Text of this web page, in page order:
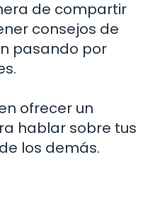
de compartir
consejos de
pasando por
ofrecer un
hablar sobre tus
los demás.